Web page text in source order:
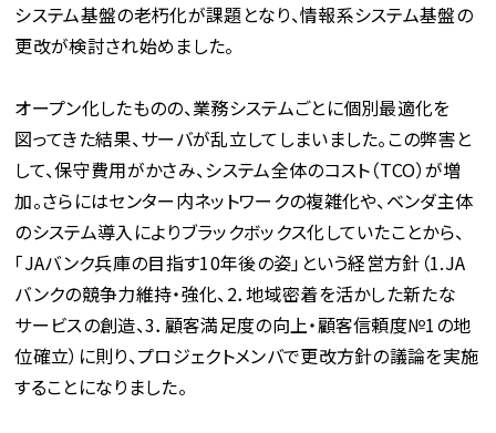
システム基盤の老朽化が課題となり、情報系システム基盤の
更改が検討され始めました。
オープン化したものの、業務システムごとに個別最適化を
図ってきた結果、サーバが乱立してしまいました。この弊害と
して、保守費用がかさみ、システム全体のコスト（TCO）が増
加。さらにはセンター内ネットワークの複雑化や、ベンダ主体
のシステム導入によりブラックボックス化していたことから、
「JAバンク兵庫の目指す10年後の姿」という経営方針（1.JA
バンクの競争力維持・強化、2．地域密着を活かした新たな
サービスの創造、3．顧客満足度の向上・顧客信頼度№1の地
位確立）に則り、プロジェクトメンバで更改方針の議論を実施
することになりました。